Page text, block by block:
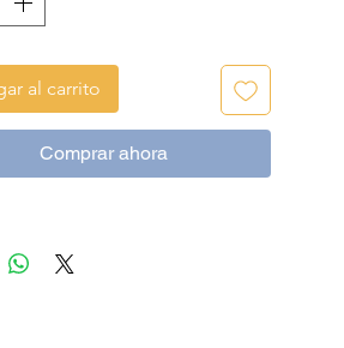
al carrito
Comprar ahora